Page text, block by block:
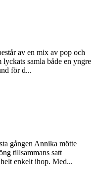
av en mix av pop och
samla både en yngre
för d...
gången Annika mötte
tillsammans satt
enkelt ihop. Med...